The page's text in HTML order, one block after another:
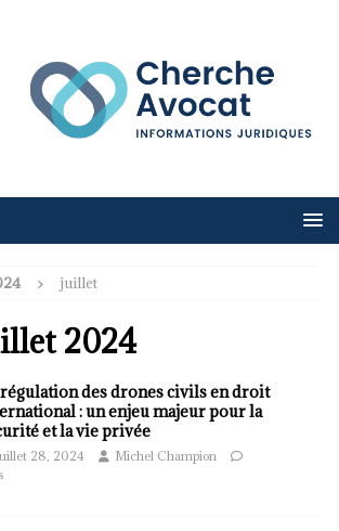
juillet
2024
des drones civils en droit
: un enjeu majeur pour la
et la vie privée
28, 2024
Michel Champion